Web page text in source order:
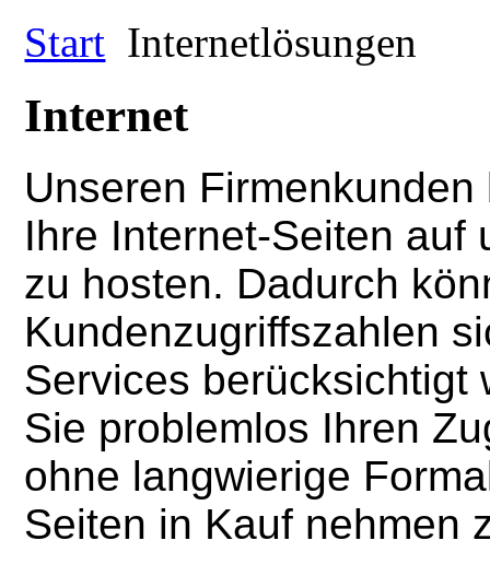
Start Internetlösungen
Internet
Unseren
Ihre Internet-Seiten auf
zu hosten. Dadurch
Kundenzugriffszahlen
Services berücksichtigt
Sie problemlos Ihren
ohne langwierige
Seiten in Kauf nehmen